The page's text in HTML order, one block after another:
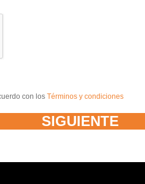
con los Términos y condiciones